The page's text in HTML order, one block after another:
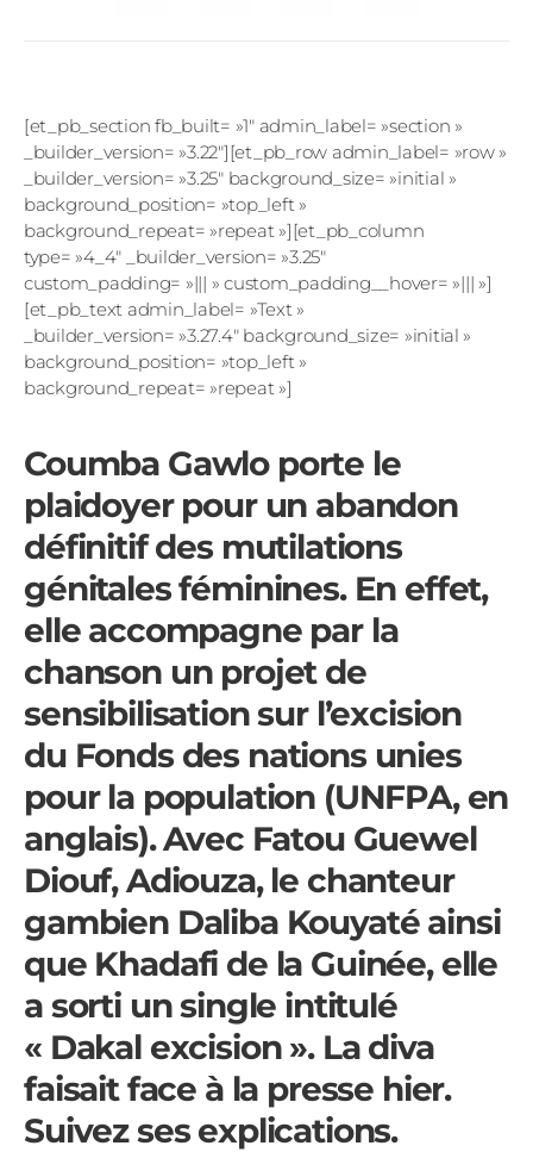
[et_pb_section fb_built= »1″ admin_label= »section »
_builder_version= »3.22″][et_pb_row admin_label= »row »
_builder_version= »3.25″ background_size= »initial »
background_position= »top_left »
background_repeat= »repeat »][et_pb_column
type= »4_4″ _builder_version= »3.25″
custom_padding= »||| » custom_padding__hover= »||| »]
[et_pb_text admin_label= »Text »
_builder_version= »3.27.4″ background_size= »initial »
background_position= »top_left »
background_repeat= »repeat »]
Coumba Gawlo porte le
plaidoyer pour un abandon
définitif des mutilations
génitales féminines. En effet,
elle accompagne par la
chanson un projet de
sensibilisation sur l’excision
du Fonds des nations unies
pour la population (UNFPA, en
anglais). Avec Fatou Guewel
Diouf, Adiouza, le chanteur
gambien Daliba Kouyaté ainsi
que Khadafi de la Guinée, elle
a sorti un single intitulé
« Dakal excision ». La diva
faisait face à la presse hier.
Suivez ses explications.